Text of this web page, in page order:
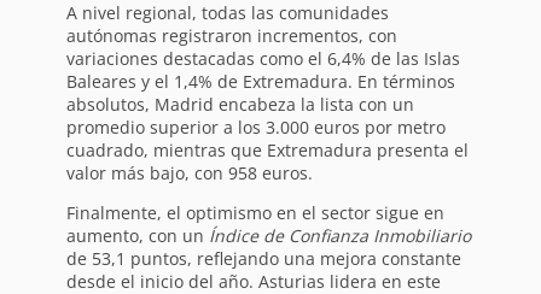
A nivel regional, todas las comunidades
autónomas registraron incrementos, con
variaciones destacadas como el 6,4% de las Islas
Baleares y el 1,4% de Extremadura. En términos
absolutos, Madrid encabeza la lista con un
promedio superior a los 3.000 euros por metro
cuadrado, mientras que Extremadura presenta el
valor más bajo, con 958 euros.
Finalmente, el optimismo en el sector sigue en
aumento, con un Índice de Confianza Inmobiliario
de 53,1 puntos, reflejando una mejora constante
desde el inicio del año. Asturias lidera en este